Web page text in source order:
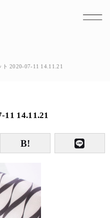
ト 2020-07-11 14.11.21
11 14.11.21